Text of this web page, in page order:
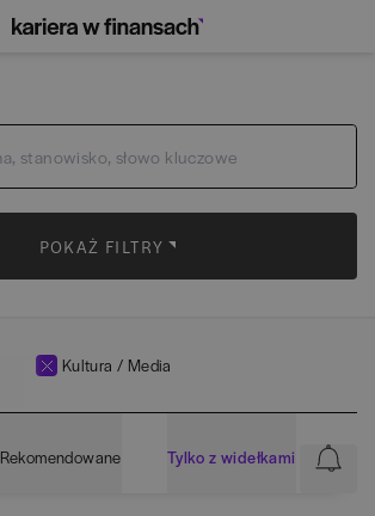
POKAŻ FILTRY
Kultura / Media
Rekomendowane Tylko z widełkami